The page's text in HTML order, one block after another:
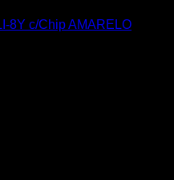
8Y c/Chip AMARELO